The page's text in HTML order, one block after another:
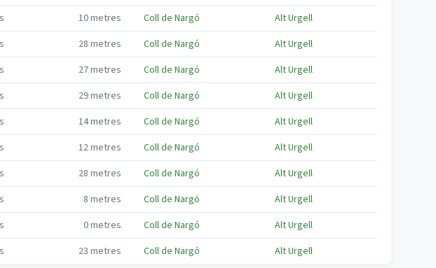
10metres Coll de Nargó
Alt Urgell
28 metres Coll de Nargó
Alt Urgell
27metres Coll de Nargó
Alt Urgell
29metres Coll de Nargó
Alt Urgell
14metres Coll de Nargó
Alt Urgell
12metres Coll de Nargó
Alt Urgell
28 metres Coll de Nargó
Alt Urgell
8 metres Coll de Nargó
Alt Urgell
0metres Coll de Nargó
Alt Urgell
23 metres Coll de Nargó Alt Urgell